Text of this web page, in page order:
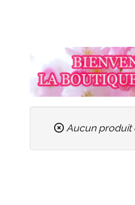
Aucun produit